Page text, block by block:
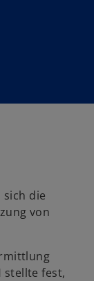
sich die
von
stellte fest,